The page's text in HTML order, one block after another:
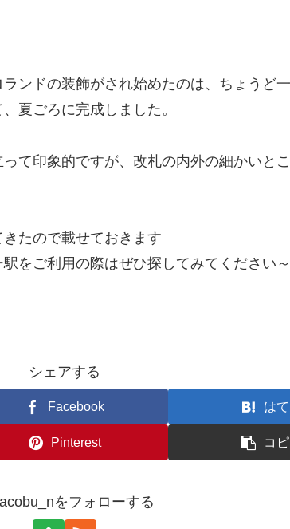
ンドの装飾がされ始めたのは、ちょうど一
夏ごろに完成しました。
て印象的ですが、改札の内外の細かいと
たので載せておきます
をご利用の際はぜひ探してみてください～
シェアする
Facebook は
Pinterest コ
をフォローする